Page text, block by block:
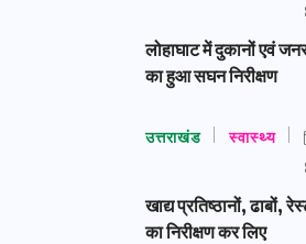
लोहाघाट में दुकानों एवं
का हुआ सघन निरीक्षण
उत्तराखंड स्वास्थ्य
खाद्य प्रतिष्ठानों, ढाबों,
का निरीक्षण कर लिए